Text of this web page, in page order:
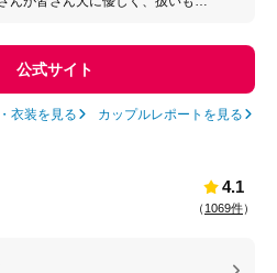
公式サイト
衣装を見る カップルレポートを見る
4.1
（ 1069件）